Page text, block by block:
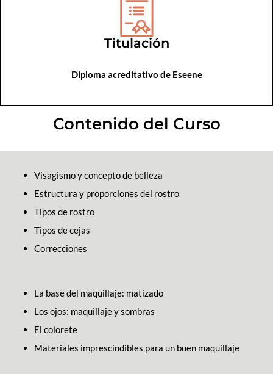
Titulación
Diploma acreditativo de Eseene
Contenido del Curso
Visagismo y concepto de belleza
Estructura y proporciones del rostro
Tipos de rostro
Tipos de cejas
Correcciones
La base del maquillaje: matizado
Los ojos: maquillaje y sombras
El colorete
Materiales imprescindibles para un buen maquillaje